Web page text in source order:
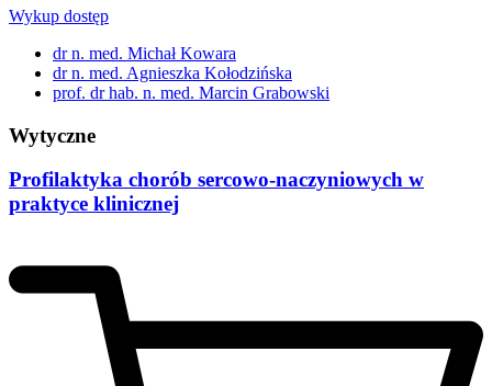
Wykup dostęp
dr n. med. Michał Kowara
dr n. med. Agnieszka Kołodzińska
prof. dr hab. n. med. Marcin Grabowski
Wytyczne
Profilaktyka chorób sercowo-naczyniowych w
praktyce klinicznej